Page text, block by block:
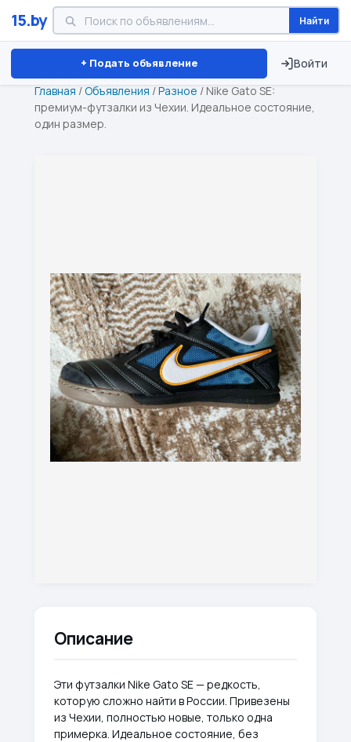
15.by Найти
+ Подать объявление Войти
Минск Витебск Брест ⏱ ТОЛЬКО 15 ДНЕЙ
Главная /Объявления /Разное / Nike Gato SE:
премиум-футзалки из Чехии. Идеальное состояние,
один размер.
Описание
Эти футзалки Nike Gato SE — редкость,
которую сложно найти в России. Привезены
из Чехии, полностью новые, только одна
примерка. Идеальное состояние, без